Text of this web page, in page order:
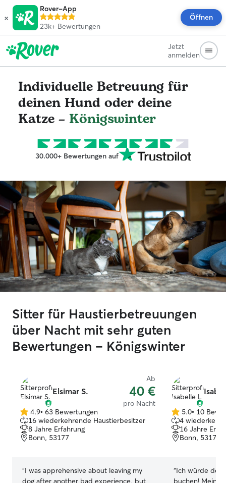
×
Rover-App
23k+ Bewertungen
Öffnen
Jetzt
anmelden
Individuelle Betreuung für
deinen Hund oder deine
Katze – Königswinter
30.000+ Bewertungen auf
Sitter für Haustierbetreuungen
über Nacht mit sehr guten
Bewertungen – Königswinter
Elsimar S.
Ab
40 €
pro Nacht
4.9
von
5
Sternen
4.9• 63 Bewertungen
16 wiederkehrende Haustierbesitzer
8 Jahre Erfahrung
Bonn, 53177
“I was apprehensive about leaving my
dog after another bad experience, but
5.0
von
5
Sternen
5.0• 10
4
16 Jahre
Bonn, 53177
“Ich würde den
buchen! Meine